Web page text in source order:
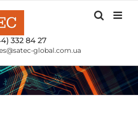
332 84 27
global.com.ua